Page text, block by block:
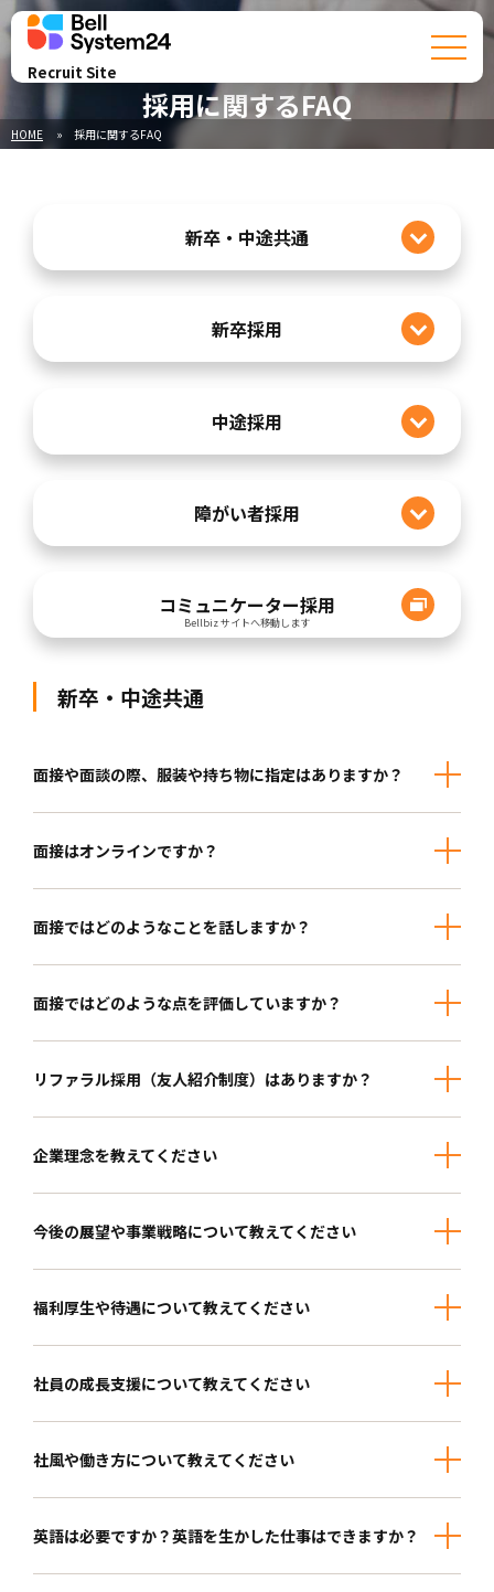
Recruit Site
HOME 採用に関するFAQ
採用に関するFAQ
新卒・中途共通
新卒採用
中途採用
障がい者採用
コミュニケーター採用
Bellbiz サイトへ移動します
新卒・中途共通
面接や面談の際、服装や持ち物に指定はありますか？
面接はオンラインですか？
面接ではどのようなことを話しますか？
面接ではどのような点を評価していますか？
リファラル採用（友人紹介制度）はありますか？
企業理念を教えてください
今後の展望や事業戦略について教えてください
福利厚生や待遇について教えてください
社員の成長支援について教えてください
社風や働き方について教えてください
英語は必要ですか？英語を生かした仕事はできますか？